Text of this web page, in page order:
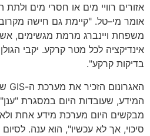
אזורים רוויי מים או חסרי מים
אומר מי–טל. "קיימת גם חישה
משפחת ויינברג מרמת מגשימים,
אינדיקציה לכל מטר קרקע. יקבי
בדיקות קרקע".
האגרונום הזכיר את מערכת ה-GIS
המידע, שעובדות היום במסגרת "ענן
מבקשים היום מערכת מידע אחת ולא
סיכוי, אך לא עכשיו", הוא ענה. לסיום